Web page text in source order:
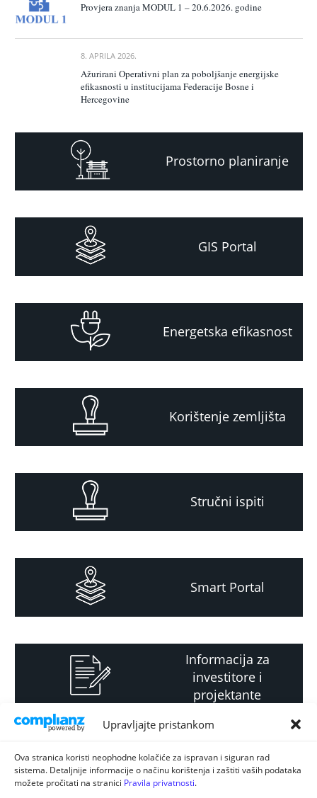
Upravljajte pristankom
Ova stranica koristi neophodne kolačiće za ispravan i siguran rad
sistema. Detaljnije informacije o načinu korištenja i zaštiti vaših podataka
možete pročitati na stranici Pravila privatnosti.
Provjera znanja MODUL 1 – 20.6.2026. godine
8. APRILA 2026.
Ažurirani Operativni plan za poboljšanje energijske
efikasnosti u institucijama Federacije Bosne i
Hercegovine
Prostorno planiranje
GIS Portal
Energetska efikasnost
Korištenje zemljišta
Stručni ispiti
Smart Portal
Informacija za
investitore i
projektante
Strateški i planski
dokument